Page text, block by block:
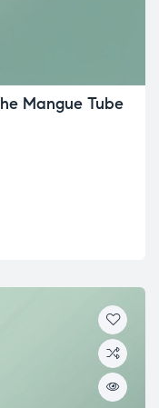
Mangue Tube